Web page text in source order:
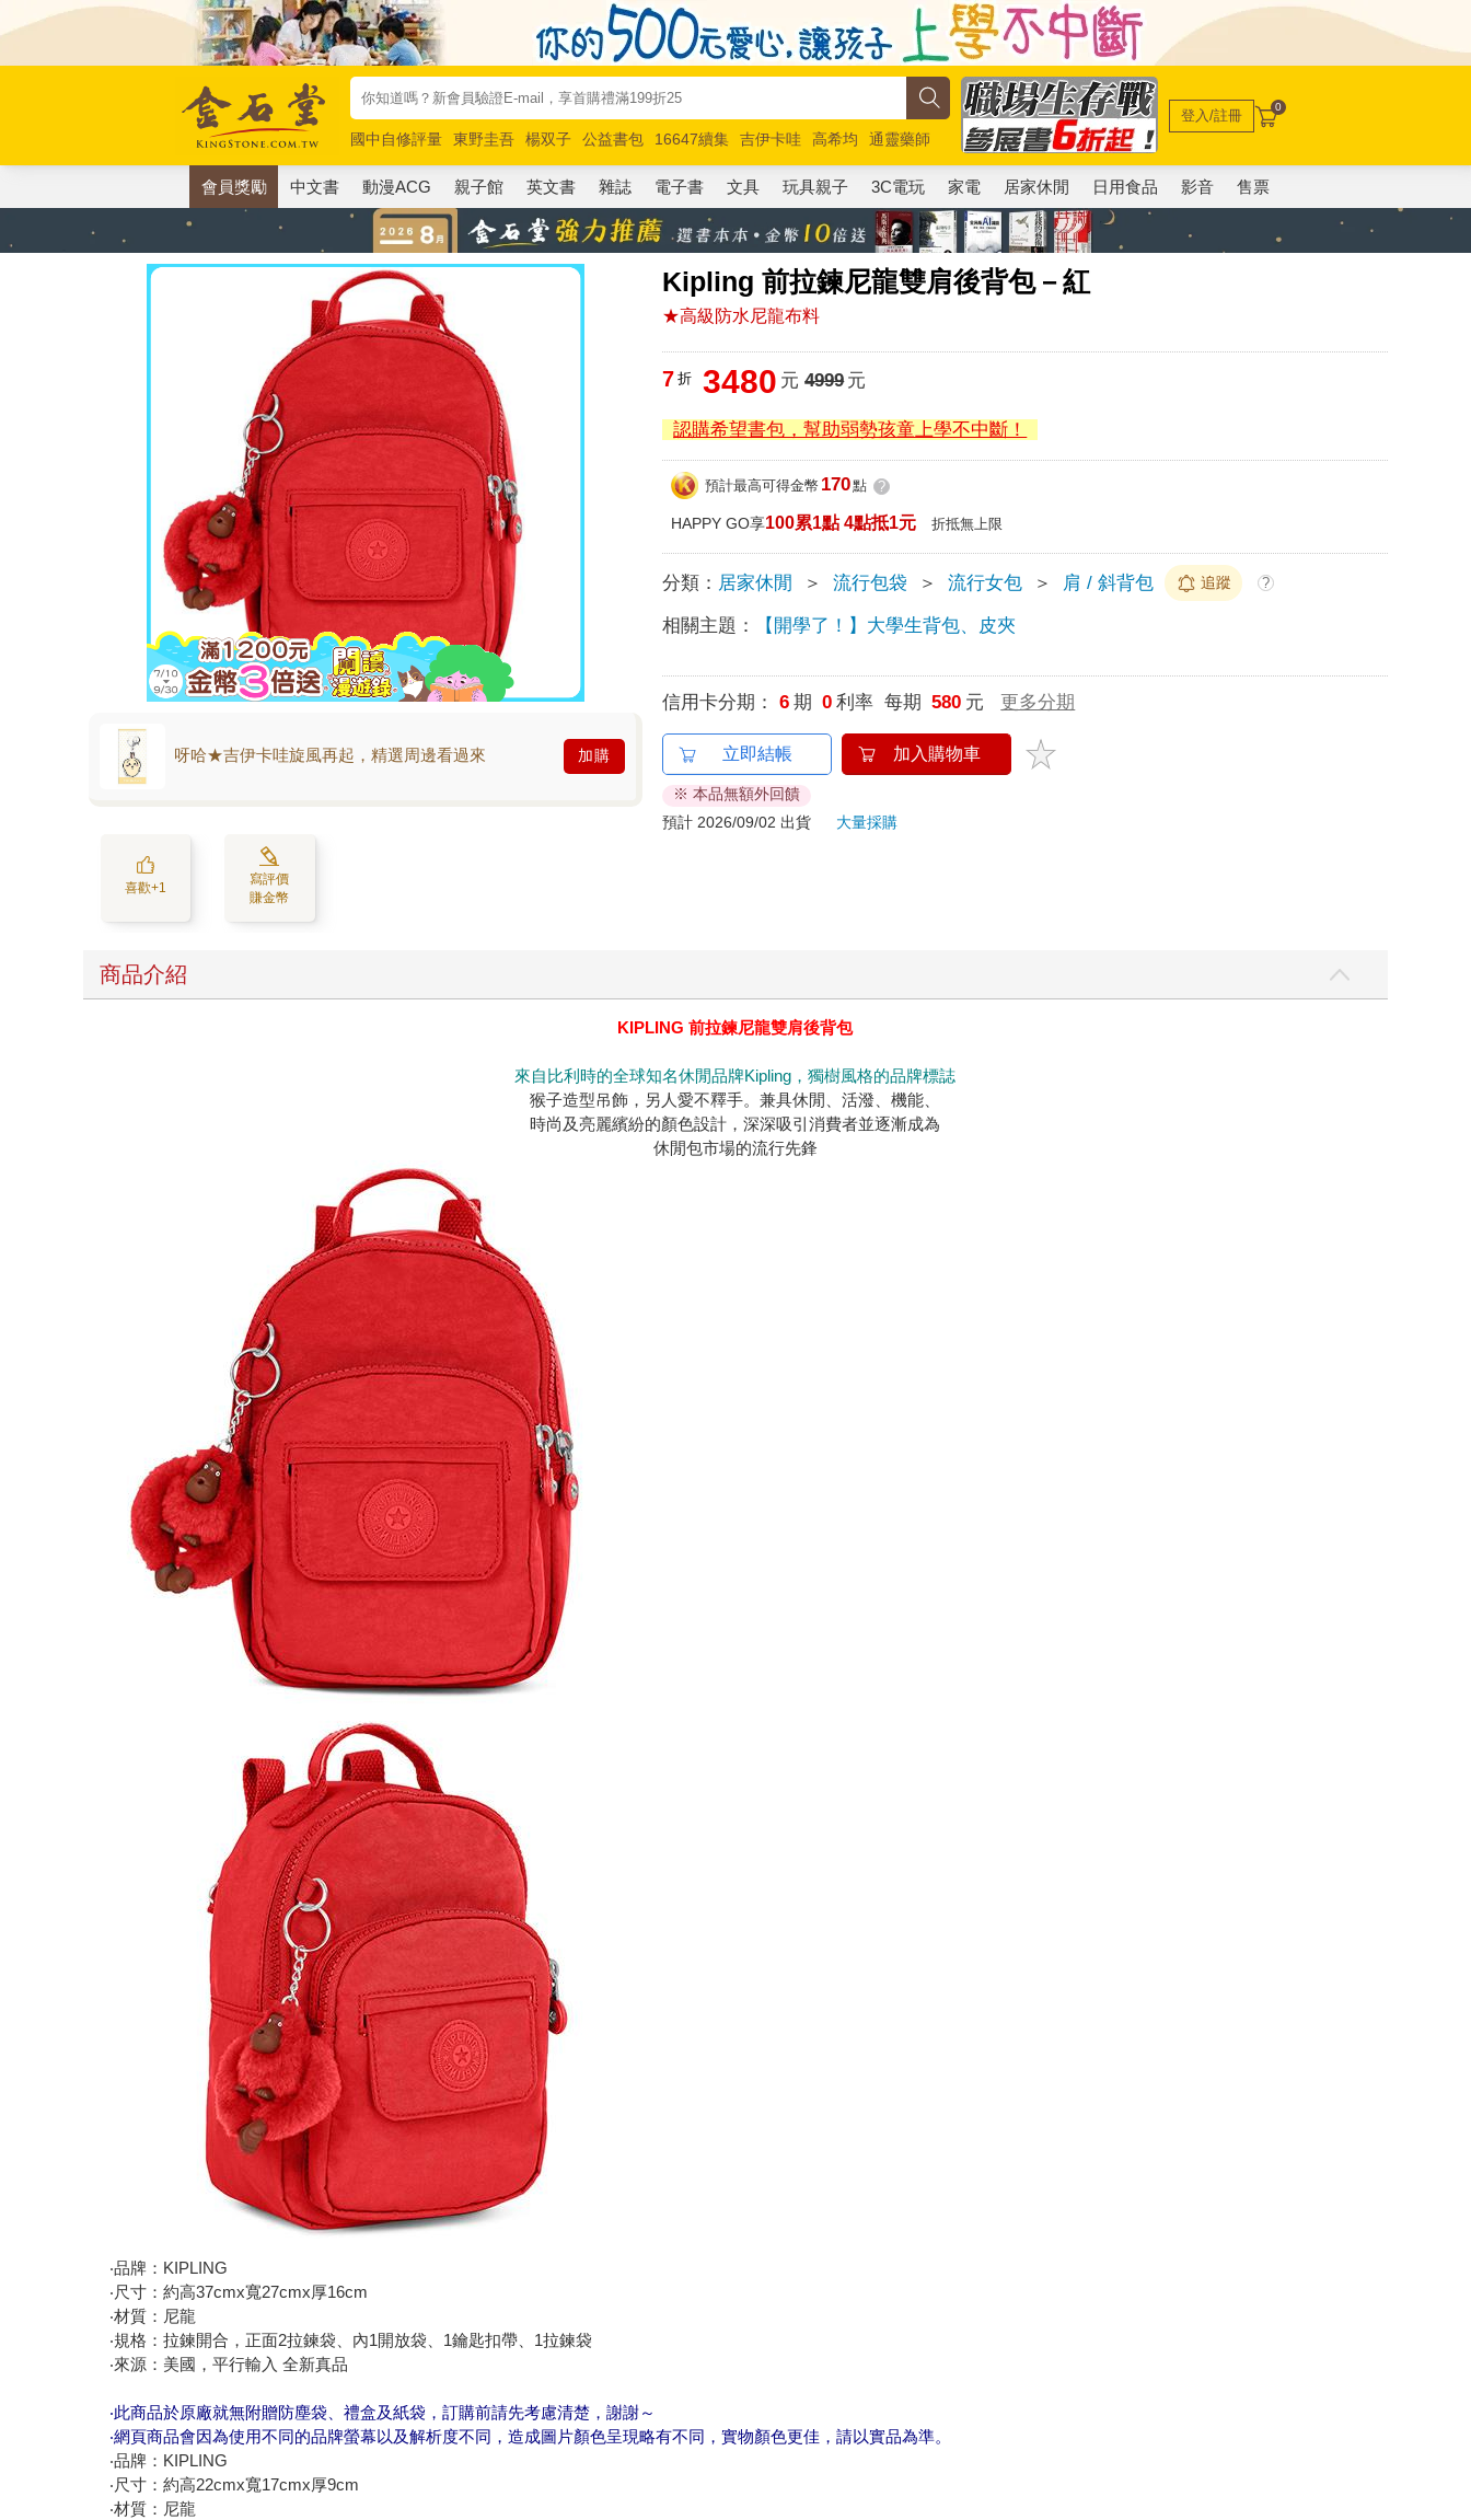
國中自修評量 東野圭吾 楊双子 公益書包 16647續集 吉伊卡哇 高希均
通靈藥師
唯紅花綻放
奧德賽 路邊攤新作 馬斯克 玩具總動員5 超慢跑
登入/註冊 0
會員獎勵 中文書 動漫ACG 親子館 英文書 雜誌 電子書 文具 玩具親子 3C電玩 家電 居家休閒 日用食品 影音 售票
Kipling 前拉鍊尼龍雙肩後背包－紅
★高級防水尼龍布料
呀哈★吉伊卡哇旋風再起，精選周邊看過來 加購
喜歡+1
寫評價
賺金幣
7 折 3480 元 4999元
認購希望書包，幫助弱勢孩童上學不中斷！
預計最高可得金幣 170點 ?
HAPPY GO享100累1點 4點抵1元 折抵無上限
分類： 居家休閒 ＞ 流行包袋 ＞ 流行女包 ＞ 肩 / 斜背包 追蹤 ?
相關主題： 【開學了！】大學生背包、皮夾
信用卡分期： 6 期 0 利率 每期 580 元 更多分期
立即結帳 加入購物車
※ 本品無額外回饋
預計 2026/09/02 出貨
大量採購
商品介紹
KIPLING 前拉鍊尼龍雙肩後背包
來自比利時的全球知名休閒品牌Kipling，獨樹風格的品牌標誌
猴子造型吊飾，另人愛不釋手。兼具休閒、活潑、機能、
時尚及亮麗繽紛的顏色設計，深深吸引消費者並逐漸成為
休閒包市場的流行先鋒
‧品牌：KIPLING
‧尺寸：約高37cmx寬27cmx厚16cm
‧材質：尼龍
‧規格：拉鍊開合，正面2拉鍊袋、內1開放袋、1鑰匙扣帶、1拉鍊袋
‧來源：美國，平行輸入 全新真品
‧此商品於原廠就無附贈防塵袋、禮盒及紙袋，訂購前請先考慮清楚，謝謝～
‧網頁商品會因為使用不同的品牌螢幕以及解析度不同，造成圖片顏色呈現略有不同，實物顏色更佳，請以實品為準。​
‧品牌：KIPLING
‧尺寸：約高22cmx寬17cmx厚9cm
‧材質：尼龍